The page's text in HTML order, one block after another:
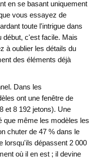
en se basant uniquement
vous essayez de
toute l'intrigue dans
début, c'est facile. Mais
à oublier les détails du
des éléments déjà
Dans les
ont une fenêtre de
et 8 192 jetons). Une
que même les modèles les
chuter de 47 % dans le
lorsqu'ils dépassent 2 000
où il en est ; il devine